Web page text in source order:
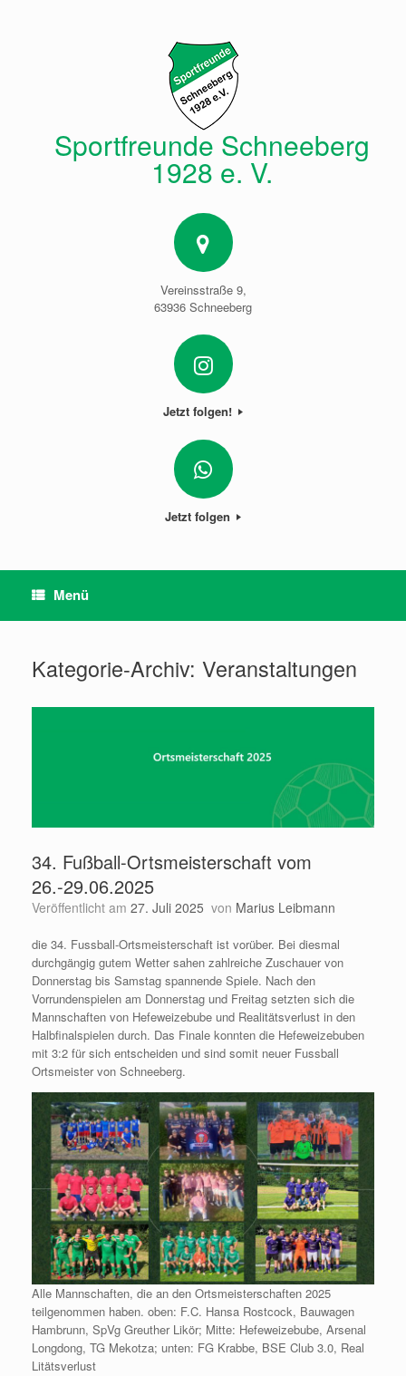
Sportfreunde Schneeberg
1928 e. V.
Vereinsstraße 9,
63936 Schneeberg
Jetzt folgen!
Jetzt folgen
Menü
Kategorie-Archiv: Veranstaltungen
34. Fußball-Ortsmeisterschaft vom
26.-29.06.2025
Veröffentlicht am 27. Juli 2025 von Marius Leibmann
die 34. Fussball-Ortsmeisterschaft ist vorüber. Bei diesmal
durchgängig gutem Wetter sahen zahlreiche Zuschauer von
Donnerstag bis Samstag spannende Spiele. Nach den
Vorrundenspielen am Donnerstag und Freitag setzten sich die
Mannschaften von Hefeweizebube und Realitätsverlust in den
Halbfinalspielen durch. Das Finale konnten die Hefeweizebuben
mit 3:2 für sich entscheiden und sind somit neuer Fussball
Ortsmeister von Schneeberg.
Alle Mannschaften, die an den Ortsmeisterschaften 2025
teilgenommen haben. oben: F.C. Hansa Rostcock, Bauwagen
Hambrunn, SpVg Greuther Likör; Mitte: Hefeweizebube, Arsenal
Longdong, TG Mekotza; unten: FG Krabbe, BSE Club 3.0, Real
Litätsverlust